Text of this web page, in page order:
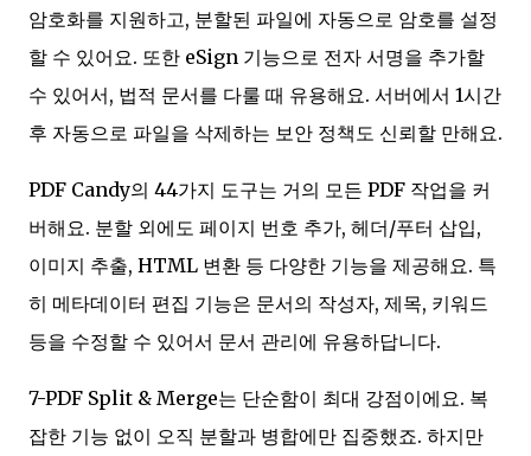
암호화를 지원하고, 분할된 파일에 자동으로 암호를 설정
할 수 있어요. 또한 eSign 기능으로 전자 서명을 추가할
수 있어서, 법적 문서를 다룰 때 유용해요. 서버에서 1시간
후 자동으로 파일을 삭제하는 보안 정책도 신뢰할 만해요.
PDF Candy의 44가지 도구는 거의 모든 PDF 작업을 커
버해요. 분할 외에도 페이지 번호 추가, 헤더/푸터 삽입,
이미지 추출, HTML 변환 등 다양한 기능을 제공해요. 특
히 메타데이터 편집 기능은 문서의 작성자, 제목, 키워드
등을 수정할 수 있어서 문서 관리에 유용하답니다.
7-PDF Split & Merge는 단순함이 최대 강점이에요. 복
잡한 기능 없이 오직 분할과 병합에만 집중했죠. 하지만